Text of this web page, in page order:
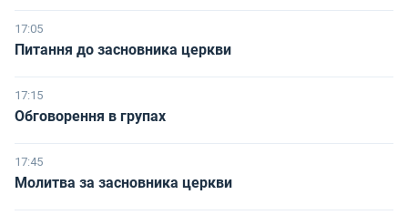
17:05
Питання до засновника церкви
17:15
Обговорення в групах
17:45
Молитва за засновника церкви